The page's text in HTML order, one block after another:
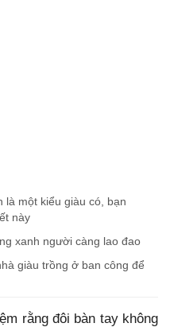
là một kiểu giàu có, bạn
này
xanh người càng lao đao
giàu trồng ở ban công để
rằng đôi bàn tay không